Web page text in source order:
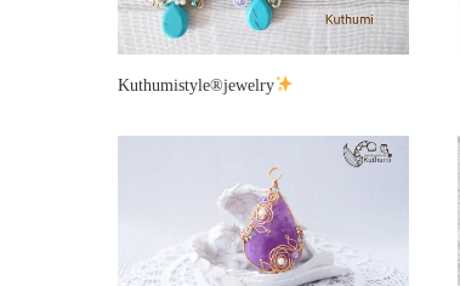
Kuthumistyle®️jewelry